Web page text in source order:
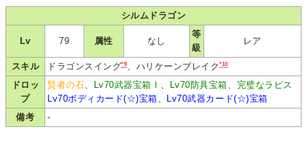
シルムドラゴン
Lv 79 属性 なし
等
級
レア
スキル ドラゴンスイング*9、ハリケーンブレイク*10
ドロッ
プ
賢者の石、 Lv70武器宝箱Ⅰ 、 Lv70防具宝箱、 完璧なラピス
Lv70ボディカード(☆)宝箱、
Lv70武器カード(☆)宝箱
備考
-